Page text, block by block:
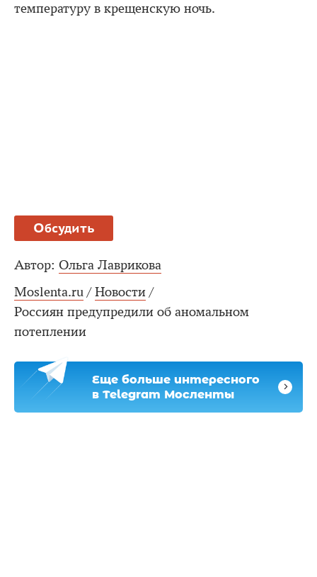
температуру в крещенскую ночь.
Обсудить
Автор: Ольга Лаврикова
Moslenta.ru / Новости /
Россиян предупредили об аномальном
потеплении
Еще больше интересного
в Telegram Мосленты